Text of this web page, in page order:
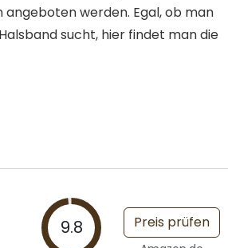
angeboten werden. Egal, ob man
sucht, hier findet man die
9.8 Preis prüfen